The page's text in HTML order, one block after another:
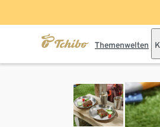
Themenwelten